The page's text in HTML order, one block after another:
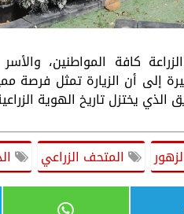
كافة المواطنين،
إلى أن الزيارة تمثل فرصة
يختزل تاريخ الهوية
المتحف الزراعي